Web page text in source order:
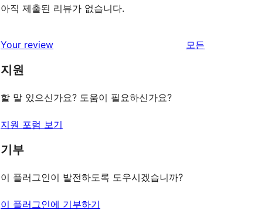
아직 제출된 리뷰가 없습니다.
Your review 모든
지원
할 말 있으신가요? 도움이 필요하신가요?
지원 포럼 보기
기부
이 플러그인이 발전하도록 도우시겠습니까?
이 플러그인에 기부하기